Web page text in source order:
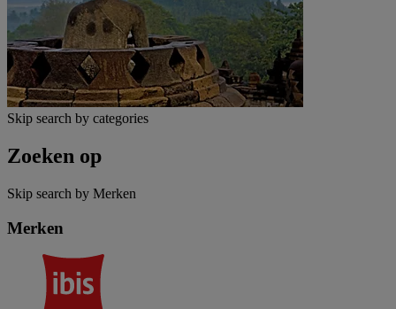
Skip search by categories
Zoeken op
Skip search by Merken
Merken